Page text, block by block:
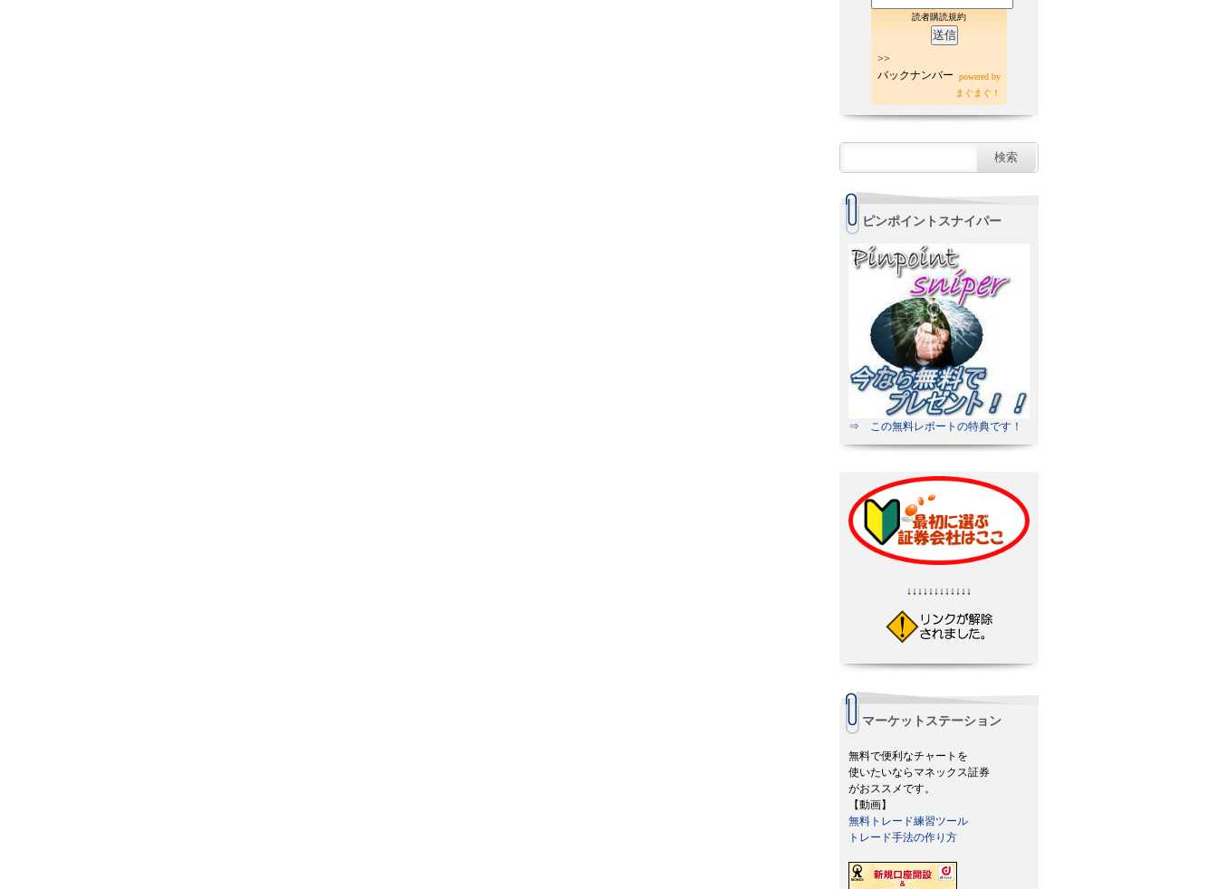
読者購読規約
>>
バックナンバー
powered by
まぐまぐ！
ピンポイントスナイパー
⇒ この無料レポートの特典です！
↓↓↓↓↓↓↓↓↓↓↓↓
マーケットステーション
無料で便利なチャートを
使いたいならマネックス証券
がおススメです。
【動画】
無料トレード練習ツール
トレード手法の作り方